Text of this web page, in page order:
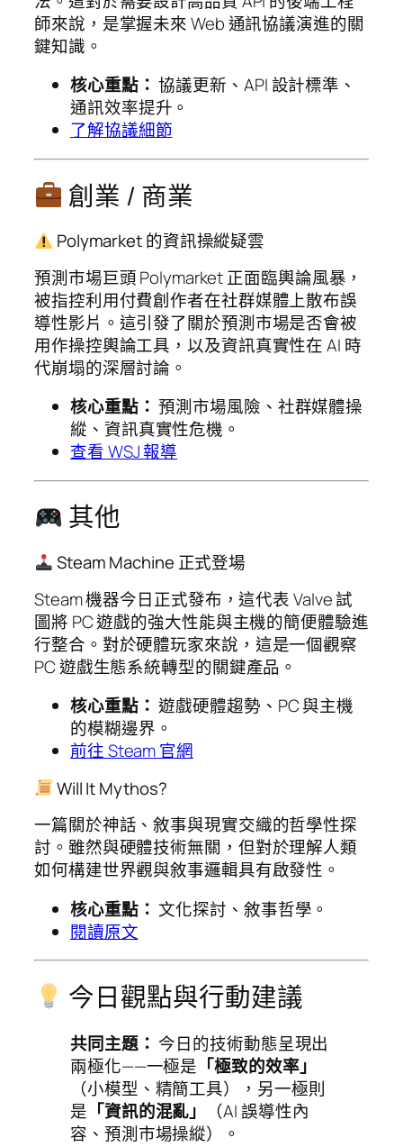
師來說，是掌握未來 Web 通訊協議演進的關
鍵知識。
核心重點： 協議更新、API 設計標準、
通訊效率提升。
了解協議細節
創業 / 商業
Polymarket 的資訊操縱疑雲
預測市場巨頭 Polymarket 正面臨輿論風暴，
被指控利用付費創作者在社群媒體上散布誤
導性影片。這引發了關於預測市場是否會被
用作操控輿論工具，以及資訊真實性在 AI 時
代崩塌的深層討論。
核心重點： 預測市場風險、社群媒體操
縱、資訊真實性危機。
查看 WSJ 報導
其他
Steam Machine 正式登場
Steam 機器今日正式發布，這代表 Valve 試
圖將 PC 遊戲的強大性能與主機的簡便體驗進
行整合。對於硬體玩家來說，這是一個觀察
PC 遊戲生態系統轉型的關鍵產品。
核心重點： 遊戲硬體趨勢、PC 與主機
的模糊邊界。
前往 Steam 官網
Will It Mythos?
一篇關於神話、敘事與現實交織的哲學性探
討。雖然與硬體技術無關，但對於理解人類
如何構建世界觀與敘事邏輯具有啟發性。
核心重點： 文化探討、敘事哲學。
閱讀原文
今日觀點與行動建議
共同主題： 今日的技術動態呈現出
兩極化——一極是 「極致的效率」
（小模型、精簡工具），另一極則
是 「資訊的混亂」
（AI 誤導性內
容、預測市場操縱）。